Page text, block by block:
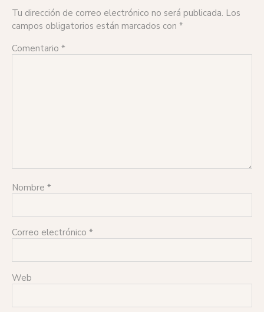
Tu dirección de correo electrónico no será publicada. Los
campos obligatorios están marcados con *
Comentario *
Nombre *
Correo electrónico *
Web